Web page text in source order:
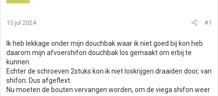
15 jul 2024 #1
Ik heb lekkage onder mijn douchbak waar ik niet goed bij kon heb
daarom mijn afvoershifon douchbak los gemaakt om erbij te
kunnen.
Echter de schroeven 2stuks kon ik niet loskrijgen draaiden door, van
shifon. Dus afgeflext.
Nu moeten de bouten vervangen worden, om de viega shifon weer